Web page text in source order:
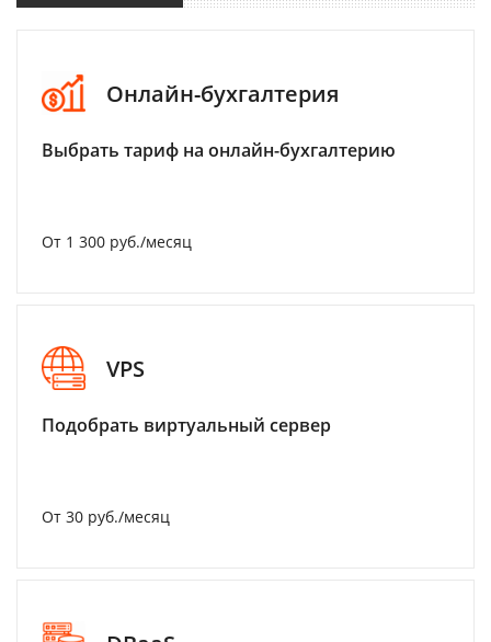
Онлайн-бухгалтерия
Выбрать тариф на онлайн-бухгалтерию
От 1 300 руб./месяц
VPS
Подобрать виртуальный сервер
От 30 руб./месяц